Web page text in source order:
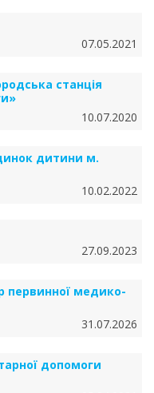
07.05.2021
станція
10.07.2020
дитини м.
10.02.2022
27.09.2023
первинної медико-
31.07.2026
допомоги